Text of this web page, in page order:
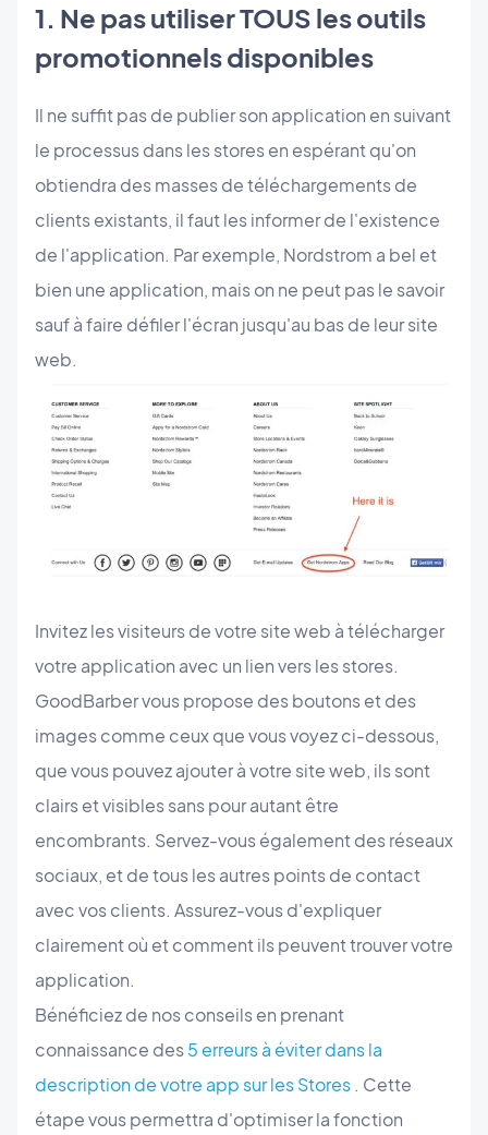
1. Ne pas utiliser TOUS les outils
promotionnels disponibles
Il ne suffit pas de publier son application en suivant
le processus dans les stores en espérant qu'on
obtiendra des masses de téléchargements de
clients existants, il faut les informer de l'existence
de l'application. Par exemple, Nordstrom a bel et
bien une application, mais on ne peut pas le savoir
sauf à faire défiler l'écran jusqu'au bas de leur site
web.
Invitez les visiteurs de votre site web à télécharger
votre application avec un lien vers les stores.
GoodBarber vous propose des boutons et des
images comme ceux que vous voyez ci-dessous,
que vous pouvez ajouter à votre site web, ils sont
clairs et visibles sans pour autant être
encombrants. Servez-vous également des réseaux
sociaux, et de tous les autres points de contact
avec vos clients. Assurez-vous d'expliquer
clairement où et comment ils peuvent trouver votre
application.
Bénéficiez de nos conseils en prenant
connaissance des5 erreurs à éviter dans la
description de votre app sur les Stores. Cette
étape vous permettra d'optimiser la fonction